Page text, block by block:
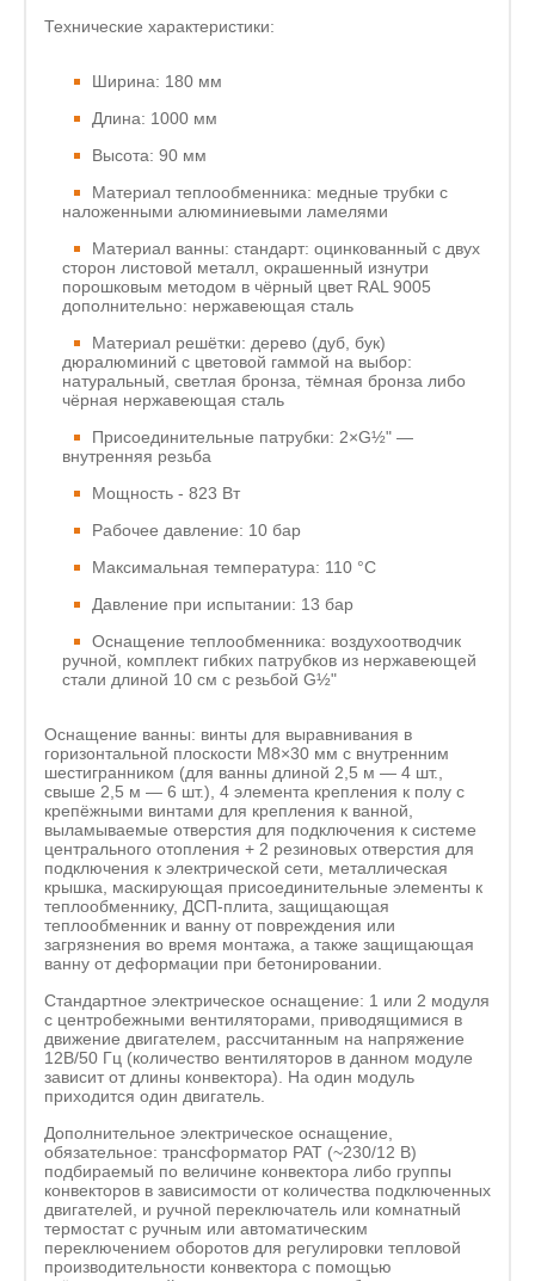
Технические характеристики:
Ширина: 180 мм
Длина: 1000 мм
Высота: 90 мм
Материал теплообменника: медные трубки с
наложенными алюминиевыми ламелями
Материал ванны: стандарт: оцинкованный с двух
сторон листовой металл, окрашенный изнутри
порошковым методом в чёрный цвет RAL 9005
дополнительно: нержавеющая сталь
Материал решётки: дерево (дуб, бук)
дюралюминий с цветовой гаммой на выбор:
натуральный, светлая бронза, тёмная бронза либо
чёрная нержавеющая сталь
Присоединительные патрубки: 2×G½" —
внутренняя резьба
Мощность - 823 Вт
Рабочее давление: 10 бар
Максимальная температура: 110 °C
Давление при испытании: 13 бар
Оснащение теплообменника: воздухоотводчик
ручной, комплект гибких патрубков из нержавеющей
стали длиной 10 см с резьбой G½"
Оснащение ванны: винты для выравнивания в
горизонтальной плоскости M8×30 мм с внутренним
шестигранником (для ванны длиной 2,5 м — 4 шт.,
свыше 2,5 м — 6 шт.), 4 элемента крепления к полу с
крепёжными винтами для крепления к ванной,
выламываемые отверстия для подключения к системе
центрального отопления + 2 резиновых отверстия для
подключения к электрической сети, металлическая
крышка, маскирующая присоединительные элементы к
теплообменнику, ДСП-плита, защищающая
теплообменник и ванну от повреждения или
загрязнения во время монтажа, а также защищающая
ванну от деформации при бетонировании.
Стандартное электрическое оснащение: 1 или 2 модуля
с центробежными вентиляторами, приводящимися в
движение двигателем, рассчитанным на напряжение
12В/50 Гц (количество вентиляторов в данном модуле
зависит от длины конвектора). На один модуль
приходится один двигатель.
Дополнительное электрическое оснащение,
обязательное: трансформатор PAT (~230/12 B)
подбираемый по величине конвектора либо группы
конвекторов в зависимости от количества подключенных
двигателей, и ручной переключатель или комнатный
термостат с ручным или автоматическим
переключением оборотов для регулировки тепловой
производительности конвектора с помощью